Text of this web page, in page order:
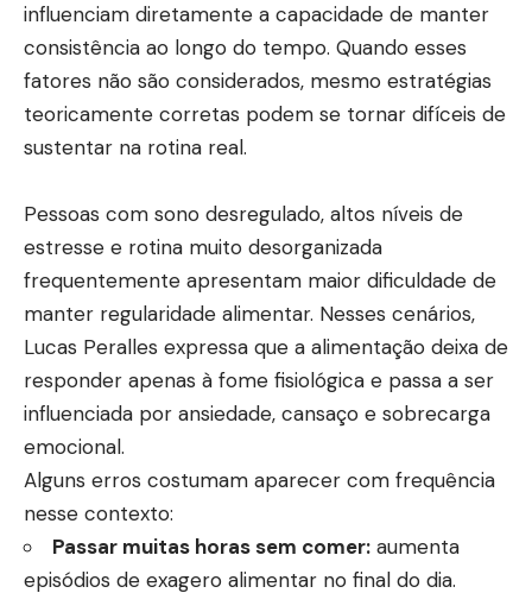
influenciam diretamente a capacidade de manter
consistência ao longo do tempo. Quando esses
fatores não são considerados, mesmo estratégias
teoricamente corretas podem se tornar difíceis de
sustentar na rotina real.
Pessoas com sono desregulado, altos níveis de
estresse e rotina muito desorganizada
frequentemente apresentam maior dificuldade de
manter regularidade alimentar. Nesses cenários,
Lucas Peralles expressa que a alimentação deixa de
responder apenas à fome fisiológica e passa a ser
influenciada por ansiedade, cansaço e sobrecarga
emocional.
Alguns erros costumam aparecer com frequência
nesse contexto:
Passar muitas horas sem comer: aumenta
episódios de exagero alimentar no final do dia.